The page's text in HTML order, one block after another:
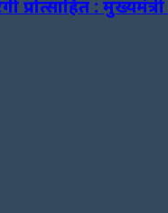
: मुख्यमंत्री